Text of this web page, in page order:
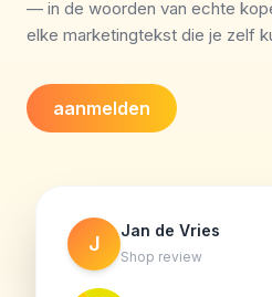
— in de woorden van echte
elke marketingtekst die je zelf
aanmelden
J
Jan de Vries
Shop review